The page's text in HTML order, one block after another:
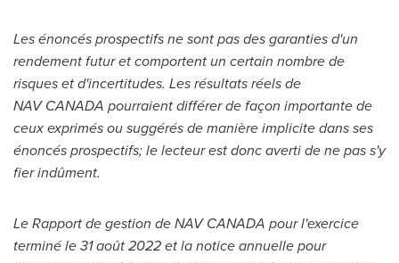
Les énoncés prospectifs ne sont pas des garanties d'un
rendement futur et comportent un certain nombre de
risques et d'incertitudes. Les résultats réels de
NAV CANADA pourraient différer de façon importante de
ceux exprimés ou suggérés de manière implicite dans ses
énoncés prospectifs; le lecteur est donc averti de ne pas s'y
fier indûment.
Le Rapport de gestion de NAV CANADA pour l'exercice
terminé le 31 août 2022 et la notice annuelle pour